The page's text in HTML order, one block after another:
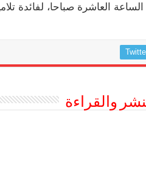
نونبر 2024، على الساعة العاشرة صباحا،
والقراءة